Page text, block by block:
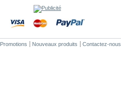
Promotions Nouveaux produits Contactez-nous